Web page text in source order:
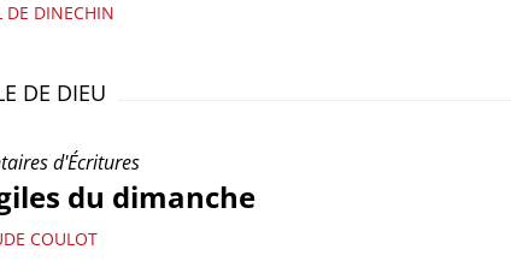
DE DINECHIN
DE DIEU
d'Écritures
du dimanche
COULOT